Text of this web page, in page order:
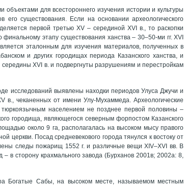
для всестороннего изучения истории и культуры
его существования. Если на основании археологического
первой третью XV – серединой XVI в., то раскопки
этапу существования ханства – 30–50-ми гг. XVI
эталонным для изучения материалов, полученных в
и других городищах периода Казанского ханства, и
XVI в. и подвергнуты разрушениям и перестройкам
исследований выявлены находки периодов Улуса Джучи и
в., чеканенных от имени Улу-Мухаммеда. Археологические
населением не позднее первой половины –
городища, являющегося северным форпостом Казанского
около 9 га, располагалась на высоком мысу правого
церкви. Посад средневекового города тянулся к востоку от
следы пожарищ 1552 г. и различные вещи XIV–XVI вв. В
в сторону крахмального завода (Бурханов 2001в; 2002а: 8,
Богатые Сабы, на высоком месте, называемом местным